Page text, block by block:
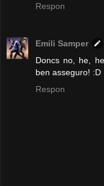
Respon
Emili Samper
Doncs no, he,
ben asseguro! :D
Respon